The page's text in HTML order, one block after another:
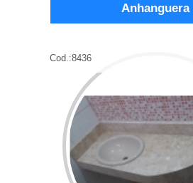
Anhanguera
Cod.:8436